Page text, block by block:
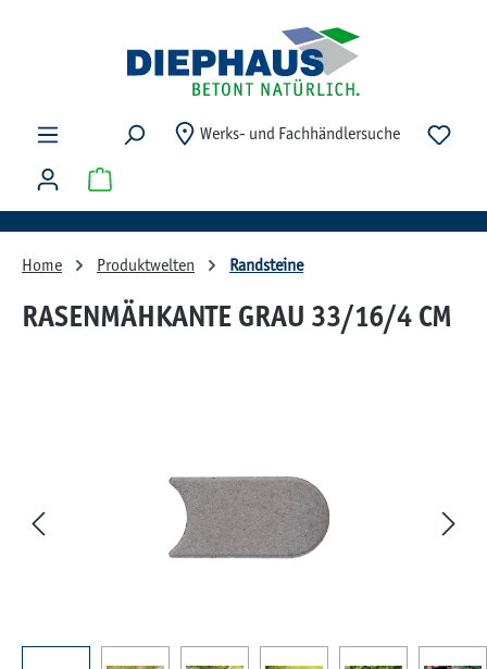
Werks- und Fachhändlersuche Du
Warenkorb enthält 0 Positionen. Der Gesamtwert
Home Produktwelten Randsteine
RASENMÄHKANTE GRAU 33/16/4 CM